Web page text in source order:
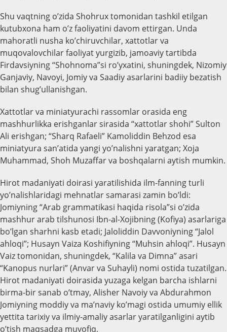
Shu vaqtning o’zida Shohrux tomonidan tashkil etilgan
kutubxona ham o’z faoliyatini davom ettirgan. Unda
mahoratli nusha ko’chiruvchilar, xattotlar va
muqovalovchilar faoliyat yurgizib, jamoaviy tartibda
Firdavsiyning “Shohnoma”si ro’yxatini, shuningdek, Nizomiy
Ganjaviy, Navoyi, Jomiy va Saadiy asarlarini badiiy bezatish
bilan shug’ullanishgan.
Xattotlar va miniatyurachi rassomlar orasida eng
mashhurlikka erishganlar sirasida “xattotlar shohi” Sulton
Ali erishgan; “Sharq Rafaeli” Kamoliddin Behzod esa
miniatyura san’atida yangi yo’nalishni yaratgan; Xoja
Muhammad, Shoh Muzaffar va boshqalarni aytish mumkin.
Hirot madaniyati doirasi yaratilishida ilm-fanning turli
yo’nalishlaridagi mehnatlar samarasi zamin bo’ldi:
Jomiyning “Arab grammatikasi haqida risola”si o’zida
mashhur arab tilshunosi Ibn-al-Xojibning (Kofiya) asarlariga
bo’lgan sharhni kasb etadi; Jaloliddin Davvoniyning “Jalol
ahloqi”; Husayn Vaiza Koshifiyning “Muhsin ahloqi”. Husayn
Vaiz tomonidan, shuningdek, “Kalila va Dimna” asari
“Kanopus nurlari” (Anvar va Suhayli) nomi ostida tuzatilgan.
Hirot madaniyati doirasida yuzaga kelgan barcha ishlarni
birma-bir sanab o’tmay, Alisher Navoiy va Abdurahmon
Jomiyning moddiy va ma’naviy ko’magi ostida umumiy ellik
yettita tarixiy va ilmiy-amaliy asarlar yaratilganligini aytib
o’tish maqsadga muvofiq.